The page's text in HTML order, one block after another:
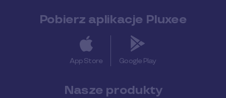
Pobierz aplikacje Pluxee
App Store Google Play
Nasze produkty